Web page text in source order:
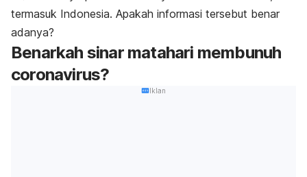
termasuk Indonesia. Apakah informasi tersebut benar
adanya?
Benarkah sinar matahari membunuh
coronavirus?
Iklan